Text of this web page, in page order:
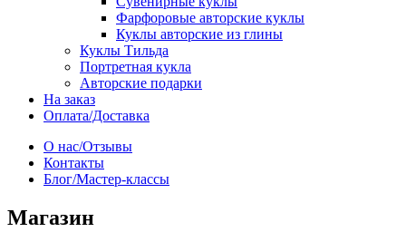
Фарфоровые авторские куклы
Куклы авторские из глины
Куклы Тильда
Портретная кукла
Авторские подарки
На заказ
Оплата/Доставка
О нас/Отзывы
Контакты
Блог/Мастер-классы
Магазин